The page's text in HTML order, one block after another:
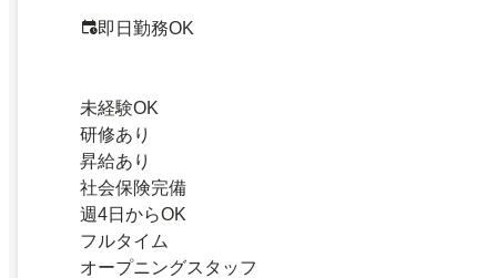
即日勤務OK
未経験OK
研修あり
昇給あり
社会保険完備
週4日からOK
フルタイム
オープニングスタッフ